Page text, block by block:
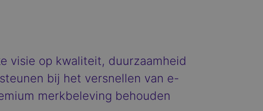
visie op kwaliteit, duurzaamheid
bij het versnellen van e-
merkbeleving behouden